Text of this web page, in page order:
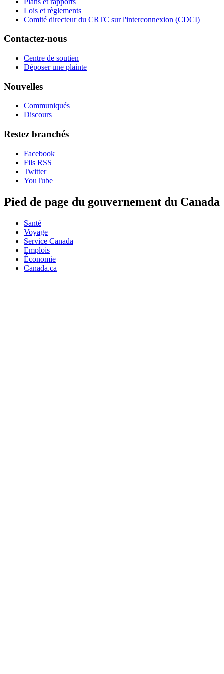
Lois et règlements
Comité directeur du CRTC sur l'interconnexion (CDCI)
Contactez-nous
Centre de soutien
Déposer une plainte
Nouvelles
Communiqués
Discours
Restez branchés
Facebook
Fils RSS
Twitter
YouTube
Pied de page du gouvernement du Canada
Santé
Voyage
Service Canada
Emplois
Économie
Canada.ca